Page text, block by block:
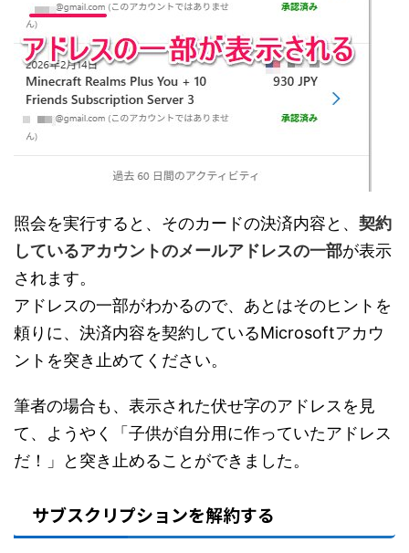
照会を実行すると、そのカードの決済内容と、 契約
しているアカウントのメールアドレスの一部が表示
されます。
アドレスの一部がわかるので、あとはそのヒントを
頼りに、決済内容を契約しているMicrosoftアカウ
ントを突き止めてください。
筆者の場合も、表示された伏せ字のアドレスを見
て、ようやく「子供が自分用に作っていたアドレス
だ！」と突き止めることができました。
サブスクリプションを解約する